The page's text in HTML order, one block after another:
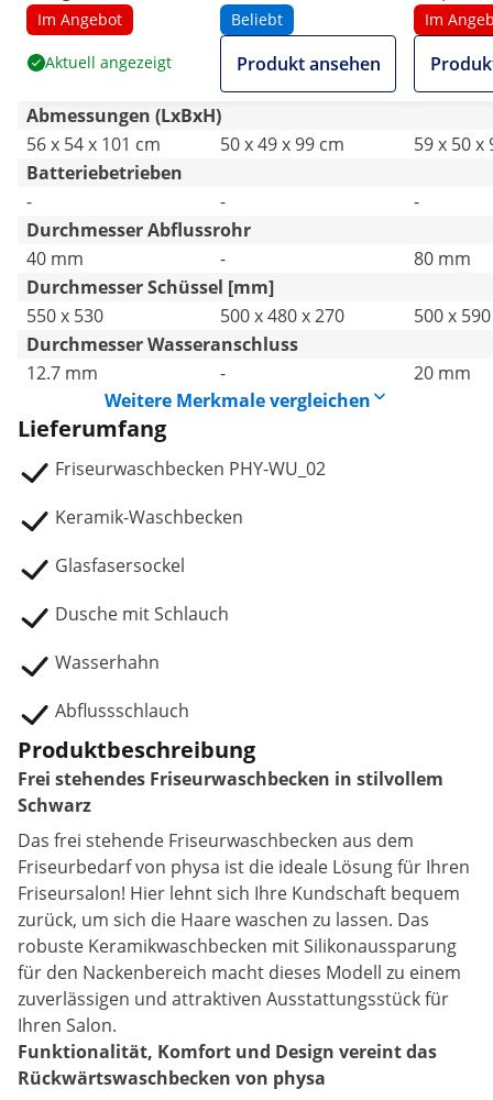
Mischbatterie,
- schwarz
Im Angebot
Aktuell angezeigt
Schwarz
Beliebt
Produkt ansehen
Im
Abmessungen (LxBxH)
56 x 54 x 101 cm
50 x 49 x 99 cm
59 x 50 x
Batteriebetrieben
-
-
-
Durchmesser Abflussrohr
40 mm
-
80 mm
Durchmesser Schüssel [mm]
550 x 530
500 x 480 x 270
500 x 590
Durchmesser Wasseranschluss
12.7 mm
-
20 mm
Weitere Merkmale vergleichen
Lieferumfang
Friseurwaschbecken PHY-WU_02
Keramik-Waschbecken
Glasfasersockel
Dusche mit Schlauch
Wasserhahn
Abflussschlauch
Produktbeschreibung
Frei stehendes Friseurwaschbecken in stilvollem
Schwarz
Das frei stehende Friseurwaschbecken aus dem
Friseurbedarf von physa ist die ideale Lösung für Ihren
Friseursalon! Hier lehnt sich Ihre Kundschaft bequem
zurück, um sich die Haare waschen zu lassen. Das
robuste Keramikwaschbecken mit Silikonaussparung
für den Nackenbereich macht dieses Modell zu einem
zuverlässigen und attraktiven Ausstattungsstück für
Ihren Salon.
Funktionalität, Komfort und Design vereint das
Rückwärtswaschbecken von physa